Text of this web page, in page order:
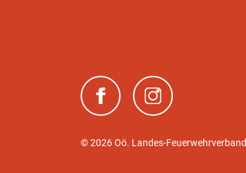
(neues Fenster)(neues Fenster)
© 2026 Oö. Landes-Feuerwehrverband